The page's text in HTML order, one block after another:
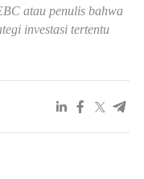
atau penulis bahwa
investasi tertentu